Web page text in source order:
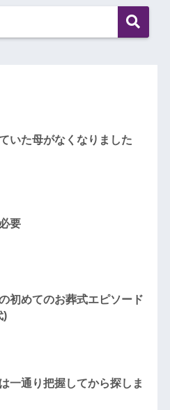
いた母がなくなりました
要
初めてのお葬式エピソード
)
一通り把握してから探しま